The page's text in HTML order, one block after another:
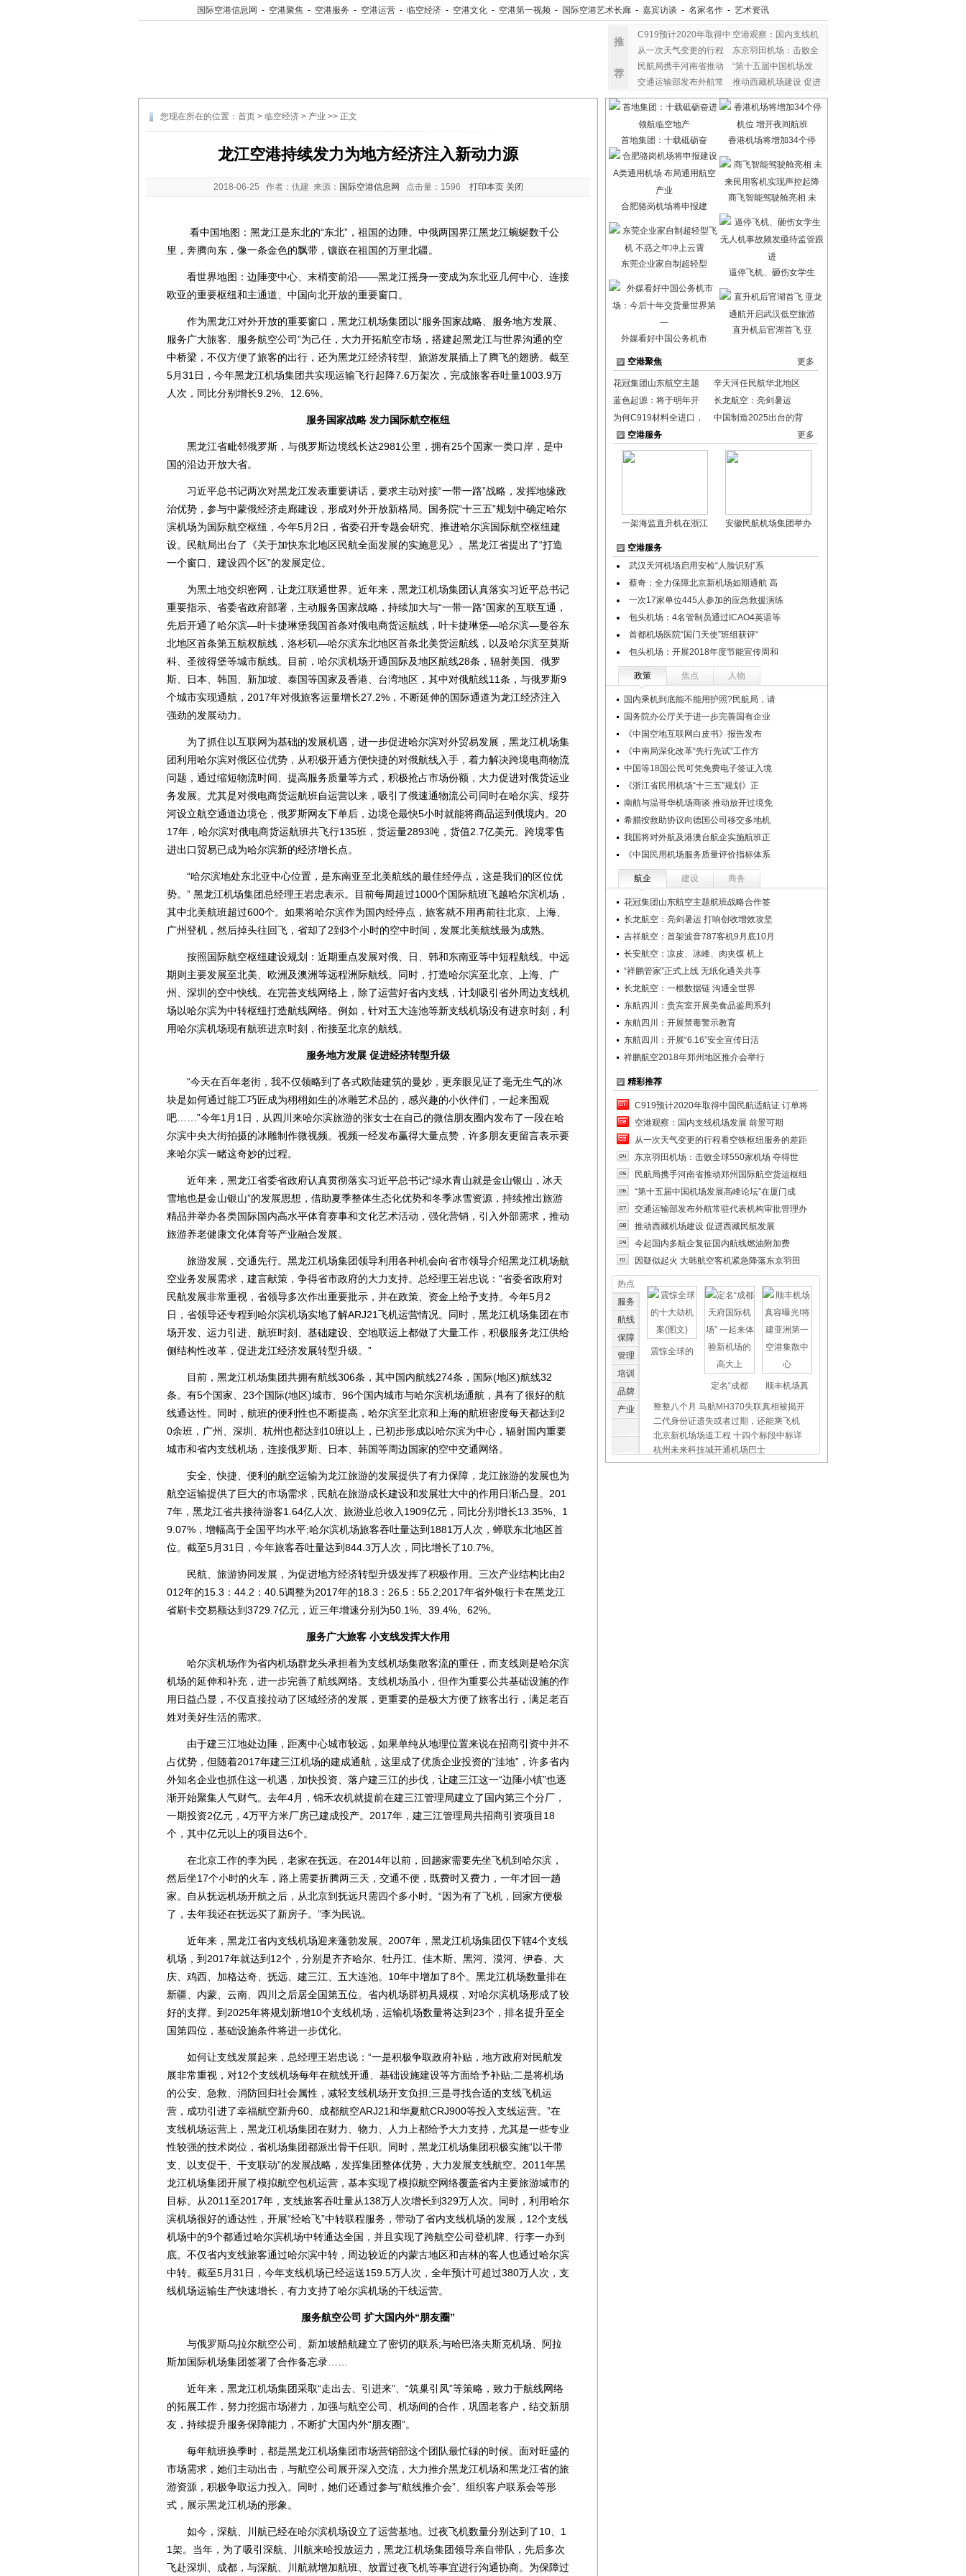
国际空港信息网 - 空港聚焦 - 空港服务 - 空港运营 - 临空经济 - 空港文化 - 空港第一视频 - 国际空港艺术长廊 - 嘉宾访谈 - 名家名作 - 艺术资讯
推
荐
C919预计2020年取得中 空港观察：国内支线机
从一次天气变更的行程
东京羽田机场：击败全
民航局携手河南省推动
“第十五届中国机场发
交通运输部发布外航常
推动西藏机场建设 促进
您现在所在的位置： 首页 > 临空经济 > 产业 >> 正文
龙江空港持续发力为地方经济注入新动力源
2018-06-25 作者：仇建 来源： 国际空港信息网 点击量： 1596 打印本页 关闭
看中国地图：黑龙江是东北的“东北”，祖国的边陲。中俄两国界江黑龙江蜿蜒数千公
里，奔腾向东，像一条金色的飘带，镶嵌在祖国的万里北疆。
看世界地图：边陲变中心、末梢变前沿——黑龙江摇身一变成为东北亚几何中心、连接
欧亚的重要枢纽和主通道、中国向北开放的重要窗口。
作为黑龙江对外开放的重要窗口，黑龙江机场集团以“服务国家战略、服务地方发展、
服务广大旅客、服务航空公司”为己任，大力开拓航空市场，搭建起黑龙江与世界沟通的空
中桥梁，不仅方便了旅客的出行，还为黑龙江经济转型、旅游发展插上了腾飞的翅膀。截至
5月31日，今年黑龙江机场集团共实现运输飞行起降7.6万架次，完成旅客吞吐量1003.9万
人次，同比分别增长9.2%、12.6%。
服务国家战略 发力国际航空枢纽
黑龙江省毗邻俄罗斯，与俄罗斯边境线长达2981公里，拥有25个国家一类口岸，是中
国的沿边开放大省。
习近平总书记两次对黑龙江发表重要讲话，要求主动对接“一带一路”战略，发挥地缘政
治优势，参与中蒙俄经济走廊建设，形成对外开放新格局。国务院“十三五”规划中确定哈尔
滨机场为国际航空枢纽，今年5月2日，省委召开专题会研究、推进哈尔滨国际航空枢纽建
设。民航局出台了《关于加快东北地区民航全面发展的实施意见》。黑龙江省提出了“打造
一个窗口、建设四个区”的发展定位。
为黑土地交织密网，让龙江联通世界。近年来，黑龙江机场集团认真落实习近平总书记
重要指示、省委省政府部署，主动服务国家战略，持续加大与“一带一路”国家的互联互通，
先后开通了哈尔滨—叶卡捷琳堡我国首条对俄电商货运航线，叶卡捷琳堡—哈尔滨—曼谷东
北地区首条第五航权航线，洛杉矶—哈尔滨东北地区首条北美货运航线，以及哈尔滨至莫斯
科、圣彼得堡等城市航线。目前，哈尔滨机场开通国际及地区航线28条，辐射美国、俄罗
斯、日本、韩国、新加坡、泰国等国家及香港、台湾地区，其中对俄航线11条，与俄罗斯9
个城市实现通航，2017年对俄旅客运量增长27.2%，不断延伸的国际通道为龙江经济注入
强劲的发展动力。
为了抓住以互联网为基础的发展机遇，进一步促进哈尔滨对外贸易发展，黑龙江机场集
团利用哈尔滨对俄区位优势，从积极开通方便快捷的对俄航线入手，着力解决跨境电商物流
问题，通过缩短物流时间、提高服务质量等方式，积极抢占市场份额，大力促进对俄货运业
务发展。尤其是对俄电商货运航班自运营以来，吸引了俄速通物流公司同时在哈尔滨、绥芬
河设立航空通道边境仓，俄罗斯网友下单后，边境仓最快5小时就能将商品运到俄境内。20
17年，哈尔滨对俄电商货运航班共飞行135班，货运量2893吨，货值2.7亿美元。跨境零售
进出口贸易已成为哈尔滨新的经济增长点。
“哈尔滨地处东北亚中心位置，是东南亚至北美航线的最佳经停点，这是我们的区位优
势。” 黑龙江机场集团总经理王岩忠表示。目前每周超过1000个国际航班飞越哈尔滨机场，
其中北美航班超过600个。如果将哈尔滨作为国内经停点，旅客就不用再前往北京、上海、
广州登机，然后掉头往回飞，省却了2到3个小时的空中时间，发展北美航线最为成熟。
按照国际航空枢纽建设规划：近期重点发展对俄、日、韩和东南亚等中短程航线。中远
期则主要发展至北美、欧洲及澳洲等远程洲际航线。同时，打造哈尔滨至北京、上海、广
州、深圳的空中快线。在完善支线网络上，除了运营好省内支线，计划吸引省外周边支线机
场以哈尔滨为中转枢纽打造航线网络。例如，针对五大连池等新支线机场没有进京时刻，利
用哈尔滨机场现有航班进京时刻，衔接至北京的航线。
服务地方发展 促进经济转型升级
“今天在百年老街，我不仅领略到了各式欧陆建筑的曼妙，更亲眼见证了毫无生气的冰
块是如何通过能工巧匠成为栩栩如生的冰雕艺术品的，感兴趣的小伙伴们，一起来围观
吧……”今年1月1日，从四川来哈尔滨旅游的张女士在自己的微信朋友圈内发布了一段在哈
尔滨中央大街拍摄的冰雕制作微视频。视频一经发布赢得大量点赞，许多朋友更留言表示要
来哈尔滨一睹这奇妙的过程。
近年来，黑龙江省委省政府认真贯彻落实习近平总书记“绿水青山就是金山银山，冰天
雪地也是金山银山”的发展思想，借助夏季整体生态化优势和冬季冰雪资源，持续推出旅游
精品并举办各类国际国内高水平体育赛事和文化艺术活动，强化营销，引入外部需求，推动
旅游养老健康文化体育等产业融合发展。
旅游发展，交通先行。黑龙江机场集团领导利用各种机会向省市领导介绍黑龙江机场航
空业务发展需求，建言献策，争得省市政府的大力支持。总经理王岩忠说：“省委省政府对
民航发展非常重视，省领导多次作出重要批示，并在政策、资金上给予支持。今年5月2
日，省领导还专程到哈尔滨机场实地了解ARJ21飞机运营情况。同时，黑龙江机场集团在市
场开发、运力引进、航班时刻、基础建设、空地联运上都做了大量工作，积极服务龙江供给
侧结构性改革，促进龙江经济发展转型升级。”
目前，黑龙江机场集团共拥有航线306条，其中国内航线274条，国际(地区)航线32
条。有5个国家、23个国际(地区)城市、96个国内城市与哈尔滨机场通航，具有了很好的航
线通达性。同时，航班的便利性也不断提高，哈尔滨至北京和上海的航班密度每天都达到2
0余班，广州、深圳、杭州也都达到10班以上，已初步形成以哈尔滨为中心，辐射国内重要
城市和省内支线机场，连接俄罗斯、日本、韩国等周边国家的空中交通网络。
安全、快捷、便利的航空运输为龙江旅游的发展提供了有力保障，龙江旅游的发展也为
航空运输提供了巨大的市场需求，民航在旅游成长建设和发展壮大中的作用日渐凸显。201
7年，黑龙江省共接待游客1.64亿人次、旅游业总收入1909亿元，同比分别增长13.35%、1
9.07%，增幅高于全国平均水平;哈尔滨机场旅客吞吐量达到1881万人次，蝉联东北地区首
位。截至5月31日，今年旅客吞吐量达到844.3万人次，同比增长了10.7%。
民航、旅游协同发展，为促进地方经济转型升级发挥了积极作用。三次产业结构比由2
012年的15.3：44.2：40.5调整为2017年的18.3：26.5：55.2;2017年省外银行卡在黑龙江
省刷卡交易额达到3729.7亿元，近三年增速分别为50.1%、39.4%、62%。
服务广大旅客 小支线发挥大作用
哈尔滨机场作为省内机场群龙头承担着为支线机场集散客流的重任，而支线则是哈尔滨
机场的延伸和补充，进一步完善了航线网络。支线机场虽小，但作为重要公共基础设施的作
用日益凸显，不仅直接拉动了区域经济的发展，更重要的是极大方便了旅客出行，满足老百
姓对美好生活的需求。
由于建三江地处边陲，距离中心城市较远，如果单纯从地理位置来说在招商引资中并不
占优势，但随着2017年建三江机场的建成通航，这里成了优质企业投资的“洼地”，许多省内
外知名企业也抓住这一机遇，加快投资、落户建三江的步伐，让建三江这一“边陲小镇”也逐
渐开始聚集人气财气。去年4月，锦禾农机就提前在建三江管理局建立了国内第三个分厂，
一期投资2亿元，4万平方米厂房已建成投产。2017年，建三江管理局共招商引资项目18
个，其中亿元以上的项目达6个。
在北京工作的李为民，老家在抚远。在2014年以前，回趟家需要先坐飞机到哈尔滨，
然后坐17个小时的火车，路上需要折腾两三天，交通不便，既费时又费力，一年才回一趟
家。自从抚远机场开航之后，从北京到抚远只需四个多小时。“因为有了飞机，回家方便极
了，去年我还在抚远买了新房子。”李为民说。
近年来，黑龙江省内支线机场迎来蓬勃发展。2007年，黑龙江机场集团仅下辖4个支线
机场，到2017年就达到12个，分别是齐齐哈尔、牡丹江、佳木斯、黑河、漠河、伊春、大
庆、鸡西、加格达奇、抚远、建三江、五大连池。10年中增加了8个。黑龙江机场数量排在
新疆、内蒙、云南、四川之后居全国第五位。省内机场群初具规模，对哈尔滨机场形成了较
好的支撑。到2025年将规划新增10个支线机场，运输机场数量将达到23个，排名提升至全
国第四位，基础设施条件将进一步优化。
如何让支线发展起来，总经理王岩忠说：“一是积极争取政府补贴，地方政府对民航发
展非常重视，对12个支线机场每年在航线开通、基础设施建设等方面给予补贴;二是将机场
的公安、急救、消防回归社会属性，减轻支线机场开支负担;三是寻找合适的支线飞机运
营，成功引进了幸福航空新舟60、成都航空ARJ21和华夏航CRJ900等投入支线运营。”在
支线机场运营上，黑龙江机场集团在财力、物力、人力上都给予大力支持，尤其是一些专业
性较强的技术岗位，省机场集团都派出骨干任职。同时，黑龙江机场集团积极实施“以干带
支、以支促干、干支联动”的发展战略，发挥集团整体优势，大力发展支线航空。2011年黑
龙江机场集团开展了模拟航空包机运营，基本实现了模拟航空网络覆盖省内主要旅游城市的
目标。从2011至2017年，支线旅客吞吐量从138万人次增长到329万人次。同时，利用哈尔
滨机场很好的通达性，开展“经哈飞”中转联程服务，带动了省内支线机场的发展，12个支线
机场中的9个都通过哈尔滨机场中转通达全国，并且实现了跨航空公司登机牌、行李一办到
底。不仅省内支线旅客通过哈尔滨中转，周边较近的内蒙古地区和吉林的客人也通过哈尔滨
中转。截至5月31日，今年支线机场已经运送159.5万人次，全年预计可超过380万人次，支
线机场运输生产快速增长，有力支持了哈尔滨机场的干线运营。
服务航空公司 扩大国内外“朋友圈”
与俄罗斯乌拉尔航空公司、新加坡酷航建立了密切的联系;与哈巴洛夫斯克机场、阿拉
斯加国际机场集团签署了合作备忘录……
近年来，黑龙江机场集团采取“走出去、引进来”、“筑巢引凤”等策略，致力于航线网络
的拓展工作，努力挖掘市场潜力，加强与航空公司、机场间的合作，巩固老客户，结交新朋
友，持续提升服务保障能力，不断扩大国内外“朋友圈”。
每年航班换季时，都是黑龙江机场集团市场营销部这个团队最忙碌的时候。面对旺盛的
市场需求，她们主动出击，与航空公司展开深入交流，大力推介黑龙江机场和黑龙江省的旅
游资源，积极争取运力投入。同时，她们还通过参与“航线推介会”、组织客户联系会等形
式，展示黑龙江机场的形象。
如今，深航、川航已经在哈尔滨机场设立了运营基地。过夜飞机数量分别达到了10、1
1架。当年，为了吸引深航、川航来哈投放运力，黑龙江机场集团领导亲自带队，先后多次
飞赴深圳、成都，与深航、川航就增加航班、放置过夜飞机等事宜进行沟通协商。为保障过
首地集团：十载砥砺奋 香港机场将增加34个停
合肥骆岗机场将申报建
商飞智能驾驶舱亮相 未
东莞企业家自制超轻型
逼停飞机、砸伤女学生
外媒看好中国公务机市
直升机后官湖首飞 亚
空港聚焦 更多
花冠集团山东航空主题
辛天河任民航华北地区
蓝色起源：将于明年开
长龙航空：亮剑暑运
为何C919材料全进口，
中国制造2025出台的背
空港服务
更多
一架海监直升机在浙江 安徽民航机场集团举办
空港服务
武汉天河机场启用安检“人脸识别”系
蔡奇：全力保障北京新机场如期通航 高
一次17家单位445人参加的应急救援演练
包头机场：4名管制员通过ICAO4英语等
首都机场医院“国门天使”班组获评“
包头机场：开展2018年度节能宣传周和
政策 焦点 人物
国内乘机到底能不能用护照?民航局，请
国务院办公厅关于进一步完善国有企业
《中国空地互联网白皮书》报告发布
《中南局深化改革“先行先试”工作方
中国等18国公民可凭免费电子签证入境
《浙江省民用机场“十三五”规划》正
南航与温哥华机场商谈 推动放开过境免
希腊按救助协议向德国公司移交多地机
我国将对外航及港澳台航企实施航班正
《中国民用机场服务质量评价指标体系
航企 建设 商务
花冠集团山东航空主题航班战略合作签
长龙航空：亮剑暑运 打响创收增效攻坚
吉祥航空：首架波音787客机9月底10月
长安航空：凉皮、冰峰、肉夹馍 机上
“祥鹏管家”正式上线 无纸化通关共享
长龙航空：一根数据链 沟通全世界
东航四川：贵宾室开展美食品鉴周系列
东航四川：开展禁毒警示教育
东航四川：开展“6.16”安全宣传日活
祥鹏航空2018年郑州地区推介会举行
精彩推荐
C919预计2020年取得中国民航适航证 订单将
空港观察：国内支线机场发展 前景可期
从一次天气变更的行程看空铁枢纽服务的差距
东京羽田机场：击败全球550家机场 夺得世
民航局携手河南省推动郑州国际航空货运枢纽
“第十五届中国机场发展高峰论坛”在厦门成
交通运输部发布外航常驻代表机构审批管理办
推动西藏机场建设 促进西藏民航发展
今起国内多航企复征国内航线燃油附加费
因疑似起火 大韩航空客机紧急降落东京羽田
热点
服务
航线
保障
管理
培训
品牌
产业
震惊全球的
定名“成都 顺丰机场真
整整八个月 马航MH370失联真相被揭开
二代身份证遗失或者过期，还能乘飞机
北京新机场场道工程 十四个标段中标详
杭州未来科技城开通机场巴士
上海虹桥、浦东机场外币兑换点位置介